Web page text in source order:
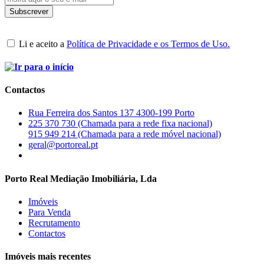
Li e aceito a Política de Privacidade e os Termos de Uso.
Contactos
Rua Ferreira dos Santos 137 4300-199 Porto
225 370 730 (Chamada para a rede fixa nacional)
915 949 214 (Chamada para a rede móvel nacional)
geral@portoreal.pt
Porto Real Mediação Imobiliária, Lda
Imóveis
Para Venda
Recrutamento
Contactos
Imóveis mais recentes